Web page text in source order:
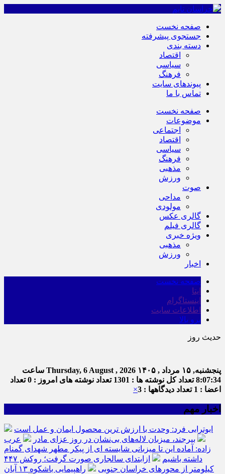
صفحه نخست
جستجوی پیشرفته
دسته بندی
اقتصاد
سیاسی
فرهنگ
پیوندهای سایت
تماس با ما
صفحه نخست
موضوعات
اجتماعی
اقتصاد
سیاسی
فرهنگ
مذهبی
ورزش
صوت
مداحی
مولودی
گالری عکس
گالری فیلم
ویژه خبری
مذهبی
ورزش
اخبار
صفحه نخست
ایتا
اینستاگرام
اطلاعات سایت
برو بالا
حدیث روز
پنجشنبه, ۱۵ مرداد , ۱۴۰۵ Thursday, 6 August , 2026 ساعت
8:07:35تعداد کل نوشته ها : 1301 تعداد نوشته های امروز : 0
تعداد
اعضا : 1
تعداد دیدگاهها : 3 ×
اخبار مهم
ابوترابی فرد: وحدت با ارزش ترین محصول ایمان و عمل است
بیرجند، میزبان لاله‌های بی‌نشان در روز عزای مادر
عرب
زاده: آماده این تا میزبانی شایسته ای از پیکر مطهر شهدای گمنام
داشته باشیم
ازابتدای سالجاری صورت گرفت؛ روکش ۴۴۷
کیلومتر از محورهای خراسان جنوبی
راهپیمایی باشکوه ۱۳ آبان